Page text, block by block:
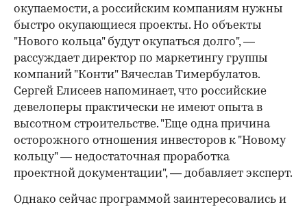
окупаемости, а российским компаниям нужны
быстро окупающиеся проекты. Но объекты
"Нового кольца" будут окупаться долго", —
рассуждает директор по маркетингу группы
компаний "Конти" Вячеслав Тимербулатов.
Сергей Елисеев напоминает, что российские
девелоперы практически не имеют опыта в
высотном строительстве. "Еще одна причина
осторожного отношения инвесторов к "Новому
кольцу" — недостаточная проработка
проектной документации", — добавляет эксперт.
Однако сейчас программой заинтересовались и